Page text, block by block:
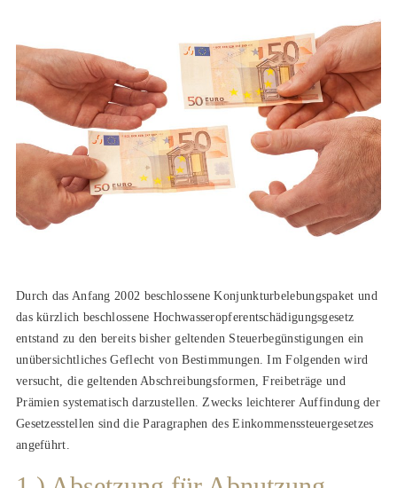
Durch das Anfang 2002 beschlossene Konjunkturbelebungspaket und
das kürzlich beschlossene Hochwasseropferentschädigungsgesetz
entstand zu den bereits bisher geltenden Steuerbegünstigungen ein
unübersichtliches Geflecht von Bestimmungen. Im Folgenden wird
versucht, die geltenden Abschreibungsformen, Freibeträge und
Prämien systematisch darzustellen. Zwecks leichterer Auffindung der
Gesetzesstellen sind die Paragraphen des Einkommenssteuergesetzes
angeführt.